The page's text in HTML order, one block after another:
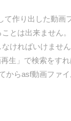
作り出した動画
とは出来ません
ければいけませ
生」で検索をす
らasf動画ファイ